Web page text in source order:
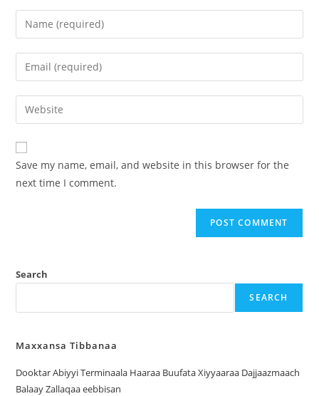
Save my name, email, and website in this browser for the
next time I comment.
Search
SEARCH
Maxxansa Tibbanaa
Dooktar Abiyyi Terminaala Haaraa Buufata Xiyyaaraa Dajjaazmaach
Balaay Zallaqaa eebbisan